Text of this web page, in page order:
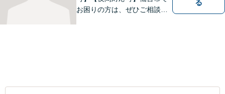
お困りの方は、ぜひご相談く
る